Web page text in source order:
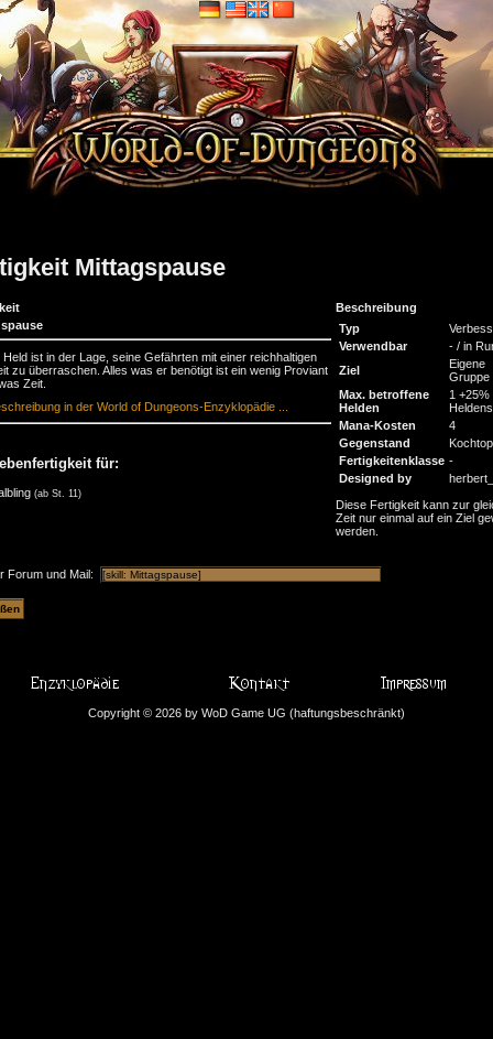
Mittagspause
Beschreibung
Held ist in der Lage, seine Gefährten mit einer reichhaltigen
zu überraschen. Alles was er benötigt ist ein wenig Proviant
Zeit.
in der World of Dungeons-Enzyklopädie ...
für:
(ab St. 11)
Typ
Verwendbar
- / in
Ziel
Eigene
Gruppe
Max. betroffene
Helden
1 +25%
Mana-Kosten
4
Gegenstand
Fertigkeitenklasse -
Designed by
herbert_
Diese Fertigkeit kann zur
Zeit nur einmal auf ein Ziel
werden.
Forum und Mail:
Copyright © 2026 by WoD Game UG (haftungsbeschränkt)